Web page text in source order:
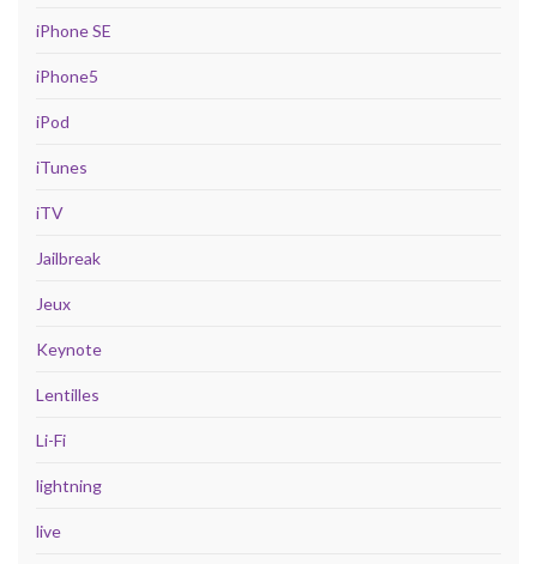
iPhone SE
iPhone5
iPod
iTunes
iTV
Jailbreak
Jeux
Keynote
Lentilles
Li-Fi
lightning
live